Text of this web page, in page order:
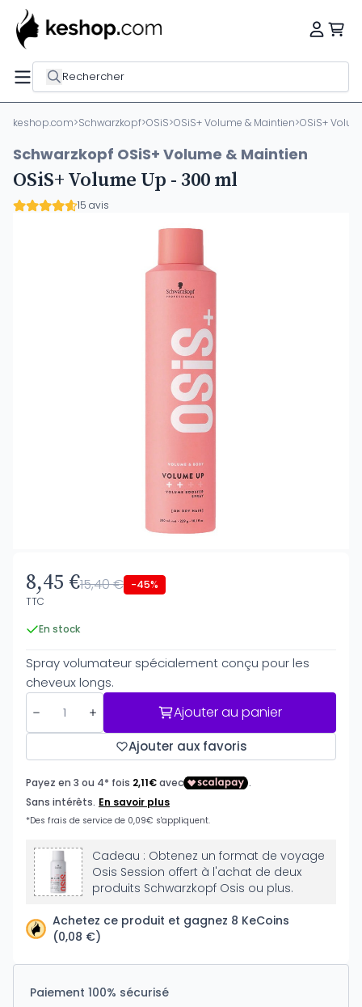
Rechercher
keshop.com>Schwarzkopf>OSiS>OSiS+ Volume & Maintien>OSiS+
Schwarzkopf OSiS+ Volume & Maintien
OSiS+ Volume Up - 300 ml
15 avis
8,45 €15,40 € -45%
TTC
En stock
Spray volumateur spécialement conçu pour les
cheveux longs.
Ajouter au panier
Ajouter aux favoris
Cadeau : Obtenez un format de voyage
Osis Session offert à l'achat de deux
produits Schwarzkopf Osis ou plus.
Achetez ce produit et gagnez 8 KeCoins
(0,08 €)
Paiement 100% sécurisé